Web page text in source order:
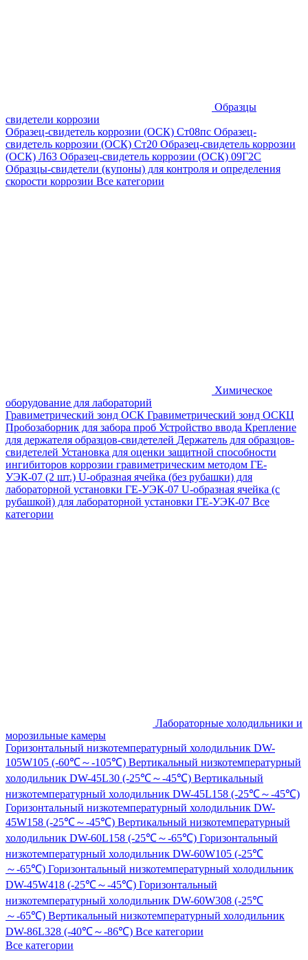
Образцы
свидетели коррозии
Образец-свидетель коррозии (ОСК) Ст08пс Образец-
свидетель коррозии (ОСК) Ст20 Образец-свидетель коррозии
(ОСК) Л63 Образец-свидетель коррозии (ОСК) 09Г2С
Образцы-свидетели (купоны) для контроля и определения
скорости коррозии Все категории
Химическое
оборудование для лабораторий
Гравиметрический зонд ОСК Гравиметрический зонд ОСКЦ
Пробозаборник для забора проб Устройство ввода Крепление
для держателя образцов-свидетелей Держатель для образцов-
свидетелей Установка для оценки защитной способности
ингибиторов коррозии гравиметрическим методом ГЕ-
УЭК-07 (2 шт.) U-образная ячейка (без рубашки) для
лабораторной установки ГЕ-УЭК-07 U-образная ячейка (с
рубашкой) для лабораторной установки ГЕ-УЭК-07 Все
категории
Лабораторные холодильники и
морозильные камеры
Горизонтальный низкотемпературный холодильник DW-
105W105 (-60℃～-105℃) Вертикальный низкотемпературный
холодильник DW-45L30 (-25℃～-45℃) Вертикальный
низкотемпературный холодильник DW-45L158 (-25℃～-45℃)
Горизонтальный низкотемпературный холодильник DW-
45W158 (-25℃～-45℃) Вертикальный низкотемпературный
холодильник DW-60L158 (-25℃～-65℃) Горизонтальный
низкотемпературный холодильник DW-60W105 (-25℃
～-65℃) Горизонтальный низкотемпературный холодильник
DW-45W418 (-25℃～-45℃) Горизонтальный
низкотемпературный холодильник DW-60W308 (-25℃
～-65℃) Вертикальный низкотемпературный холодильник
DW-86L328 (-40℃～-86℃) Все категории
Все категории